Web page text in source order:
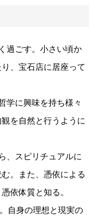
過ごす。小さい頃か
、宝石店に居座って
学に興味を持ち様々
を自然と行うように
、スピリチュアルに
。また、憑依による
依体質と知る。
自身の理想と現実の